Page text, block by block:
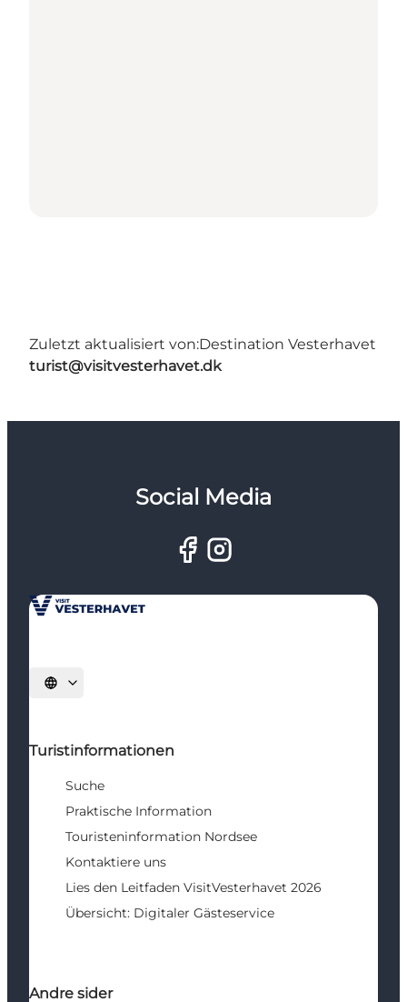
Zuletzt aktualisiert von:Destination Vesterhavet
turist@visitvesterhavet.dk
Social Media
Sprache auswählen
Turistinformationen
Suche
Praktische Information
Touristeninformation Nordsee
Kontaktiere uns
Lies den Leitfaden VisitVesterhavet 2026
Übersicht: Digitaler Gästeservice
Andre sider